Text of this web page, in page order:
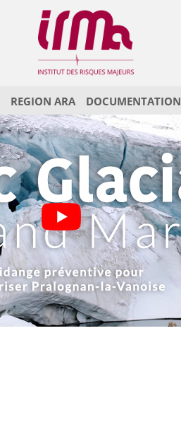
REGION ARA DOCUMENTATION